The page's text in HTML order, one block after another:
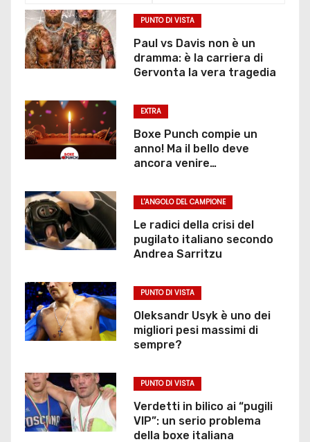
PUNTO DI VISTA
Paul vs Davis non è un
dramma: è la carriera di
Gervonta la vera tragedia
EXTRA
Boxe Punch compie un
anno! Ma il bello deve
ancora venire…
L'ANGOLO DEL CAMPIONE
Le radici della crisi del
pugilato italiano secondo
Andrea Sarritzu
PUNTO DI VISTA
Oleksandr Usyk è uno dei
migliori pesi massimi di
sempre?
PUNTO DI VISTA
Verdetti in bilico ai “pugili
VIP”: un serio problema
della boxe italiana